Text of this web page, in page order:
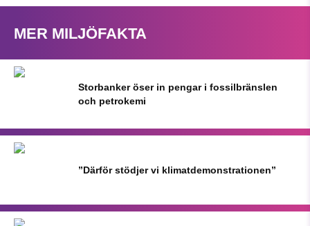
MER MILJÖFAKTA
Storbanker öser in pengar i fossilbränslen
och petrokemi
”Därför stödjer vi klimatdemonstrationen”